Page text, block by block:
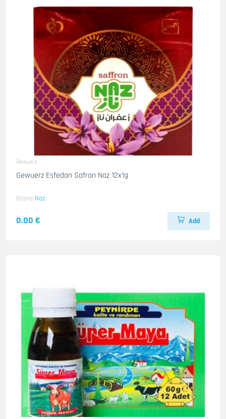
Gewuerz
Gewuerz Esfedan Safran Naz 12x1g
Brand Naz
0.00 € Add